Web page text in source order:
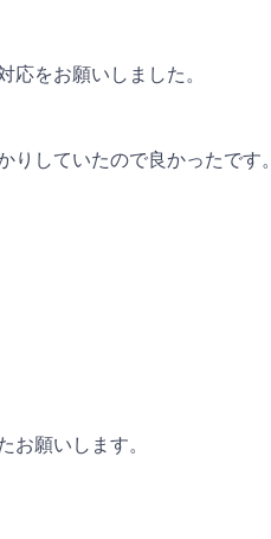
をお願いしました。
していたので良かったです。
願いします。